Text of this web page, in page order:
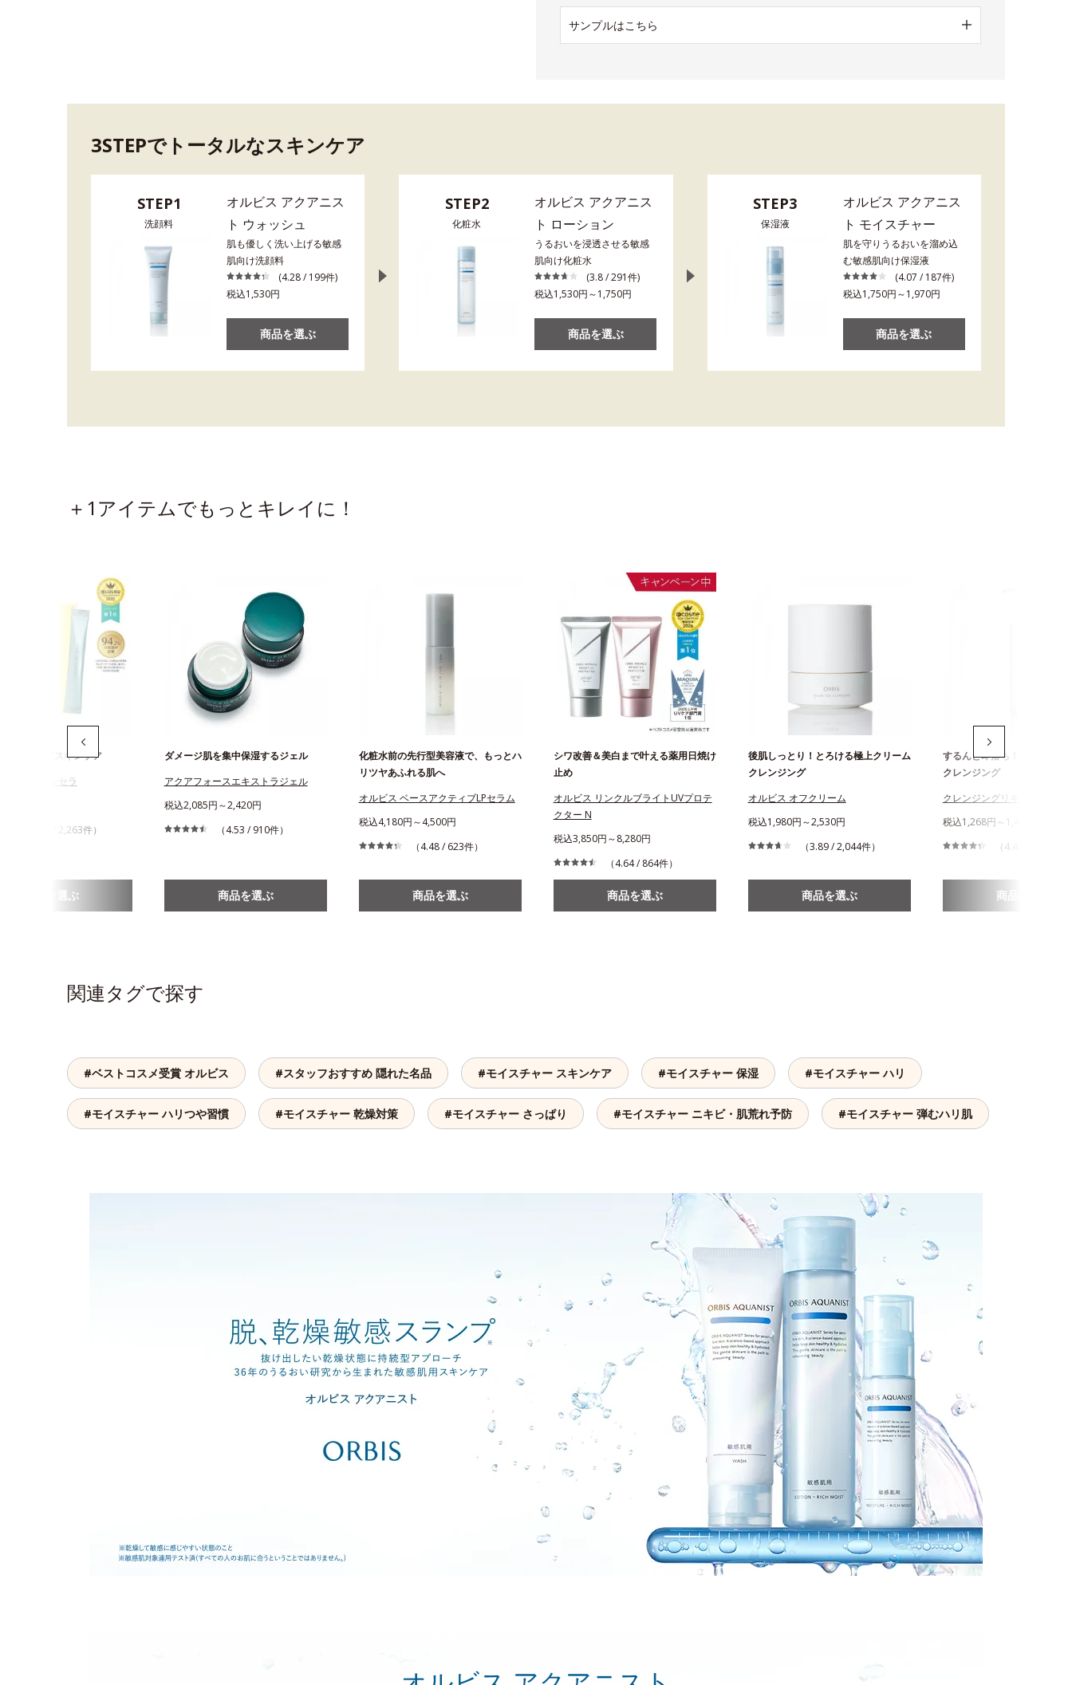
サンプルはこちら
3STEPでトータルなスキンケア
STEP1
洗顔料
オルビス アクアニス
ト ウォッシュ
肌も優しく洗い上げる敏感
肌向け洗顔料
(4.28 / 199件)
税込1,530円
商品を選ぶ
STEP2
化粧水
オルビス アクアニス
ト ローション
うるおいを浸透させる敏感
肌向け化粧水
(3.8 / 291件)
税込1,530円～1,750円
商品を選ぶ
STEP3
保湿液
オルビス アクアニス
ト モイスチャー
肌を守りうるおいを溜め込
む敏感肌向け保湿液
(4.07 / 187件)
税込1,750円～1,970円
商品を選ぶ
＋1アイテムでもっとキレイに！
めの“飲む”スキンケア
ディフェンセラ
（4.43 / 2,263件）
商品を選ぶ
ダメージ肌を集中保湿するジェル
アクアフォースエキストラジェル
税込2,085円～2,420円
（4.53 / 910件）
商品を選ぶ
化粧水前の先行型美容液で、もっとハ
リツヤあふれる肌へ
オルビス ベースアクティブLPセラム
税込4,180円～4,500円
（4.48 / 623件）
商品を選ぶ
シワ改善＆美白まで叶える薬用日焼け
止め
オルビス リンクルブライトUVプロテ
クター N
税込3,850円～8,280円
（4.64 / 864件）
商品を選ぶ
後肌しっとり！とろける極上クリーム
クレンジング
オルビス オフクリーム
税込1,980円～2,530円
（3.89 / 2,044件）
商品を選ぶ
するんと即落ち！ベタつきゼ
クレンジング
クレンジングリキッド
税込1,268円～1,467円
（4.47 / 1,146件
商品を選ぶ
関連タグで探す
#ベストコスメ受賞 オルビス #スタッフおすすめ 隠れた名品 #モイスチャー スキンケア #モイスチャー 保湿 #モイスチャー ハリ
#モイスチャー ハリつや習慣 #モイスチャー 乾燥対策 #モイスチャー さっぱり #モイスチャー ニキビ・肌荒れ予防 #モイスチャー 弾むハリ肌